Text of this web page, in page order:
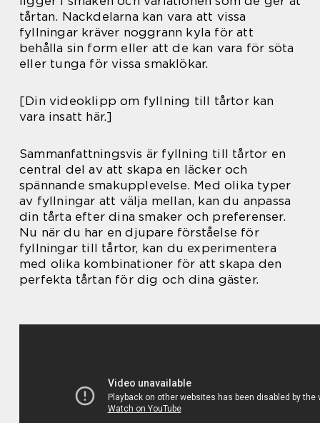
tårtan. Nackdelarna kan vara att vissa
fyllningar kräver noggrann kyla för att
behålla sin form eller att de kan vara för söta
eller tunga för vissa smaklökar.
[Din videoklipp om fyllning till tårtor kan
vara insatt här.]
Sammanfattningsvis är fyllning till tårtor en
central del av att skapa en läcker och
spännande smakupplevelse. Med olika typer
av fyllningar att välja mellan, kan du anpassa
din tårta efter dina smaker och preferenser.
Nu när du har en djupare förståelse för
fyllningar till tårtor, kan du experimentera
med olika kombinationer för att skapa den
perfekta tårtan för dig och dina gäster.